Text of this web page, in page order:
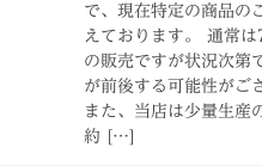
で、現在特定の商品の
えております。 通常
の販売ですが状況次第
が前後する可能性がご
また、当店は少量生産
約 […]